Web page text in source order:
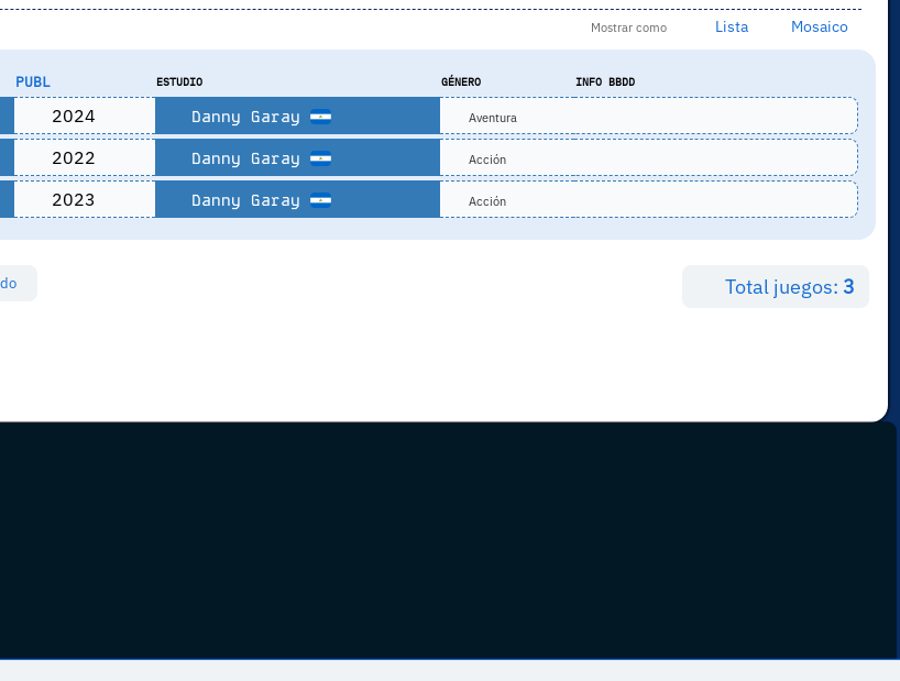
Mostrar como Lista Mosaico
PUBL ESTUDIO GÉNERO INFO BBDD
2024 Danny Garay Aventura
2022 Danny Garay Acción
2023 Danny Garay Acción
Total juegos: 3